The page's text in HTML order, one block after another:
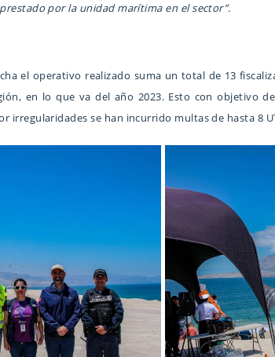
por la unidad marítima en el sector”.
el operativo realizado suma un total de 13
en lo que va del año 2023. Esto con objetivo
irregularidades se han incurrido multas de hasta 8